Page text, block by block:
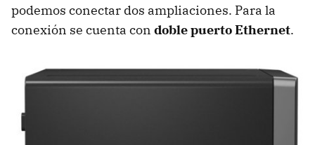
podemos conectar dos ampliaciones. Para la
conexión se cuenta con doble puerto Ethernet.